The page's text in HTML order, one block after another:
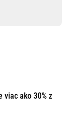
viac ako 30% z